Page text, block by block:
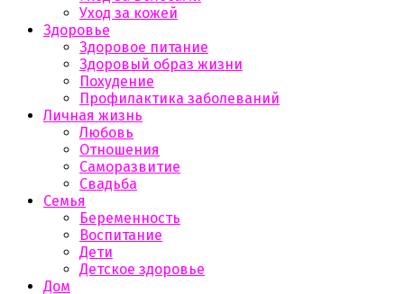
Уход за кожей
Здоровье
Здоровое питание
Здоровый образ жизни
Похудение
Профилактика заболеваний
Личная жизнь
Любовь
Отношения
Саморазвитие
Свадьба
Семья
Беременность
Воспитание
Дети
Детское здоровье
Дом